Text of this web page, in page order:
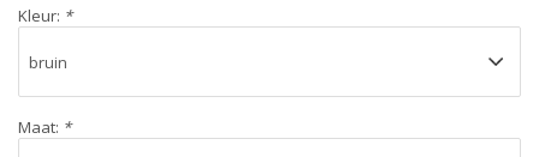
Kleur: *
Maat: *